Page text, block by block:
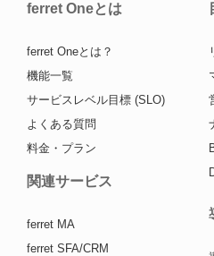
ferret Oneとは
ferret Oneとは？
機能一覧
サービスレベル目標 (SLO)
よくある質問
料金・プラン
関連サービス
ferret MA
ferret SFA/CRM